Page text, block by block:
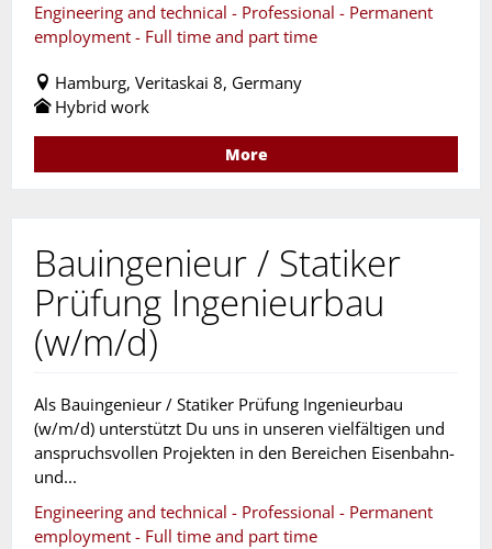
Engineering and technical - Professional - Permanent
employment - Full time and part time
Hamburg, Veritaskai 8, Germany
Hybrid work
More
Bauingenieur / Statiker
Prüfung Ingenieurbau
(w/m/d)
Als Bauingenieur / Statiker Prüfung Ingenieurbau
(w/m/d) unterstützt Du uns in unseren vielfältigen und
anspruchsvollen Projekten in den Bereichen Eisenbahn-
und...
Engineering and technical - Professional - Permanent
employment - Full time and part time